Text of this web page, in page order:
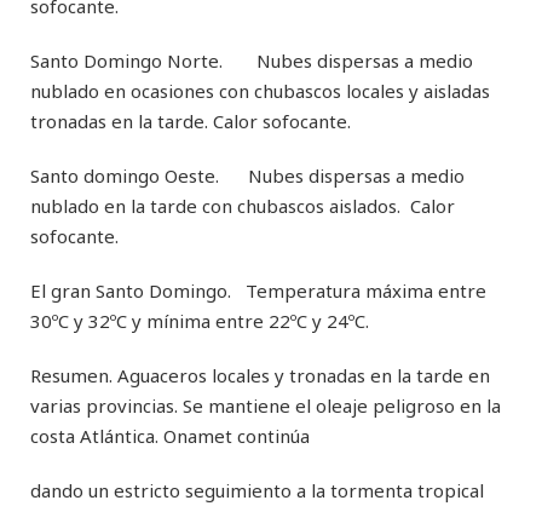
sofocante.
Santo Domingo Norte. Nubes dispersas a medio
nublado en ocasiones con chubascos locales y aisladas
tronadas en la tarde. Calor sofocante.
Santo domingo Oeste. Nubes dispersas a medio
nublado en la tarde con chubascos aislados. Calor
sofocante.
El gran Santo Domingo. Temperatura máxima entre
30ºC y 32ºC y mínima entre 22ºC y 24ºC.
Resumen. Aguaceros locales y tronadas en la tarde en
varias provincias. Se mantiene el oleaje peligroso en la
costa Atlántica. Onamet continúa
dando un estricto seguimiento a la tormenta tropical